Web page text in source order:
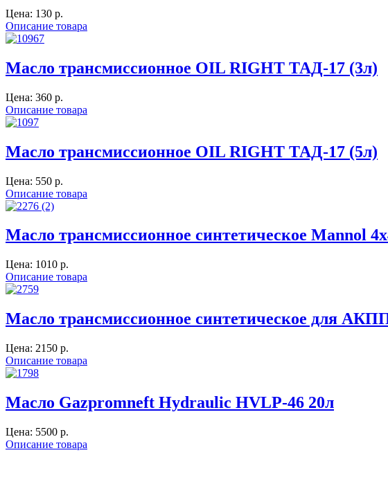
Цена: 130 p.
Описание товара
Масло трансмиссионное OIL RIGHT ТАД-17 (3л)
Цена: 360 p.
Описание товара
Масло трансмиссионное OIL RIGHT ТАД-17 (5л)
Цена: 550 p.
Описание товара
Масло трансмиссионное синтетическое Mannol
Цена: 1010 p.
Описание товара
Масло трансмиссионное синтетическое для
Цена: 2150 p.
Описание товара
Масло Gazpromneft Hydraulic HVLP-46 20л
Цена: 5500 p.
Описание товара